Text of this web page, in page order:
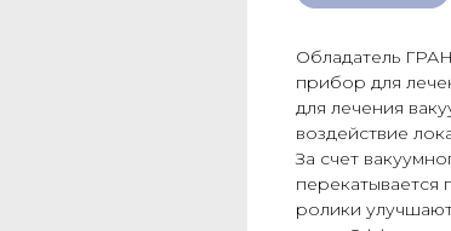
Обладатель
прибор для
для лечения
воздействие
За счет
ролики